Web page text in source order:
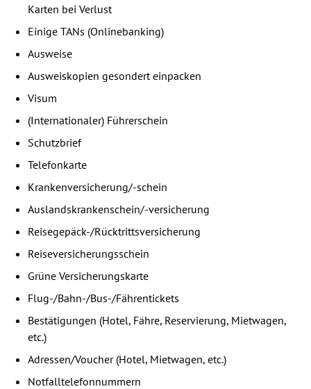
Karten bei Verlust
Einige TANs (Onlinebanking)
Ausweise
Ausweiskopien gesondert einpacken
Visum
(Internationaler) Führerschein
Schutzbrief
Telefonkarte
Krankenversicherung/-schein
Auslandskrankenschein/-versicherung
Reisegepäck-/Rücktrittsversicherung
Reiseversicherungsschein
Grüne Versicherungskarte
Flug-/Bahn-/Bus-/Fährentickets
Bestätigungen (Hotel, Fähre, Reservierung, Mietwagen,
etc.)
Adressen/Voucher (Hotel, Mietwagen, etc.)
Notfalltelefonnummern